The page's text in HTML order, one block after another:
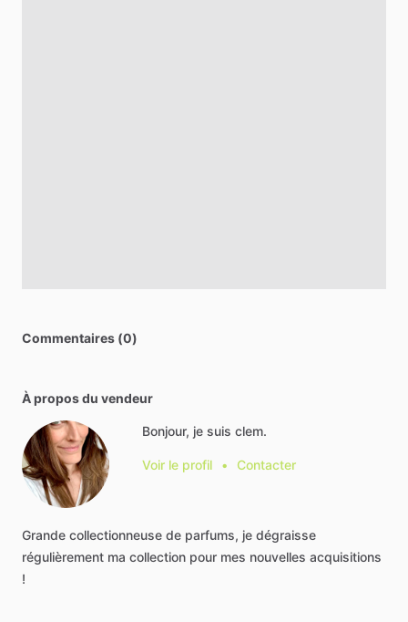
Commentaires (0)
À propos du vendeur
Bonjour, je suis clem.
Voir le profil • Contacter
Grande collectionneuse de parfums, je dégraisse
régulièrement ma collection pour mes nouvelles acquisitions
!